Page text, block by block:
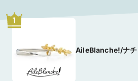
1
AileBlanche!/ナチ